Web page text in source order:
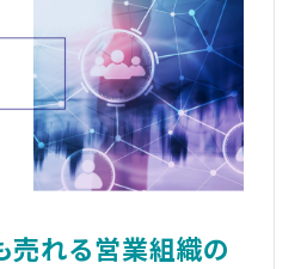
売れる営業組織の